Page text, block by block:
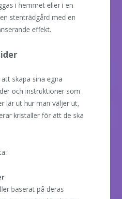
i hemmet eller i en
stenträdgård med en
effekt.
skapa sina egna
och instruktioner som
lär ut hur man väljer ut,
kristaller för att de ska
baserat på deras